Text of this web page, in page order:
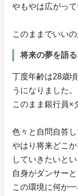
やもやは広がって
このままでいいの
将来の夢を語
丁度年齢は28歳
うになりました。
このまま銀行員×
色々と自問自答し
やはり将来どこ
していきたいと
自身がダンサー
この環境に何か